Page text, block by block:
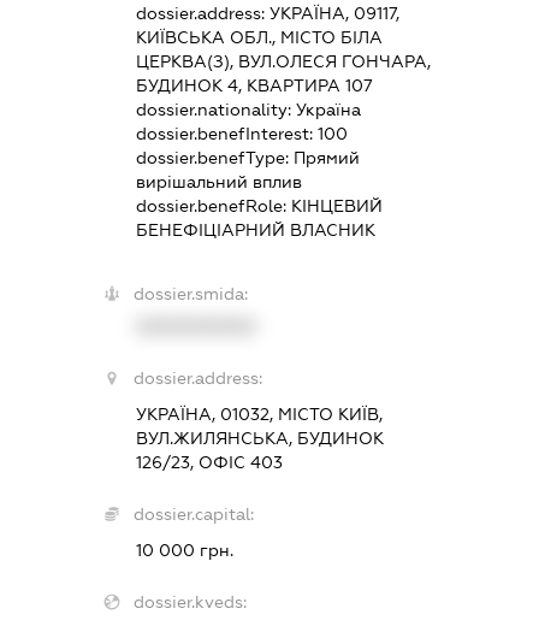
dossier.address: УКРАЇНА, 09117,
КИЇВСЬКА ОБЛ., МІСТО БІЛА
ЦЕРКВА(З), ВУЛ.ОЛЕСЯ ГОНЧАРА,
БУДИНОК 4, КВАРТИРА 107
dossier.nationality: Україна
dossier.benefInterest: 100
dossier.benefType: Прямий
вирішальний вплив
dossier.benefRole: КІНЦЕВИЙ
БЕНЕФІЦІАРНИЙ ВЛАСНИК
dossier.smida:
dossier.address:
УКРАЇНА, 01032, МІСТО КИЇВ,
ВУЛ.ЖИЛЯНСЬКА, БУДИНОК
126/23, ОФІС 403
dossier.capital:
10 000 грн.
dossier.kveds: